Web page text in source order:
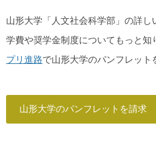
山形大学「人文社会科学部」の詳し
学費や奨学金制度についてもっと知
プリ進路で山形大学のパンフレット
山形大学のパンフレットを請求